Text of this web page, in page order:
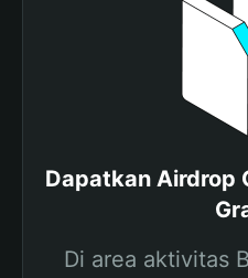
Dapatkan Airdrop
Di area aktivitas